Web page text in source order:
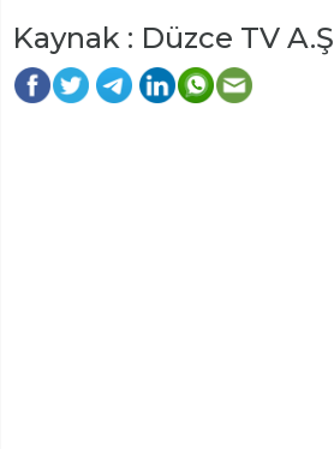
Kaynak : Düzce TV A.Ş